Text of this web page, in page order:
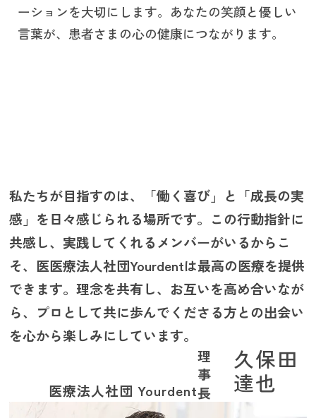
ーションを大切にします。あなたの笑顔と優しい
言葉が、患者さまの心の健康につながります。
私たちが目指すのは、「働く喜び」と「成長の実
感」を日々感じられる場所です。この行動指針に
共感し、実践してくれるメンバーがいるからこ
そ、医医療法人社団Yourdentは最高の医療を提供
できます。理念を共有し、お互いを高め合いなが
ら、プロとして共に歩んでくださる方との出会い
を心から楽しみにしています。
医療法人社団 Yourdent
理
事
長
久保田
達也